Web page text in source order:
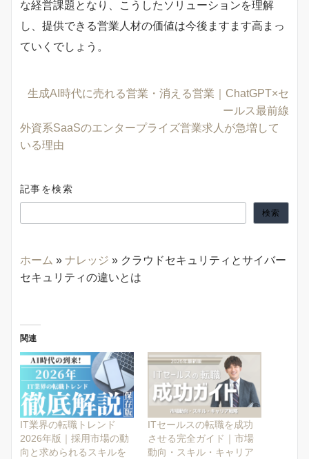
な経営課題となり、こうしたソリューションを理解
し、提供できる営業人材の価値は今後ますます高まっ
ていくでしょう。
生成AI時代に売れる営業・消える営業｜ChatGPT×セ
ールス最前線
外資系SaaSのエンタープライズ営業求人が急増して
いる理由
記事を検索
検索
ホーム » ナレッジ » クラウドセキュリティとサイバー
セキュリティの違いとは
関連
IT業界の転職トレンド
2026年版｜採用市場の動
向と求められるスキルを
ITセールスの転職を成功
させる完全ガイド｜市場
動向・スキル・キャリア